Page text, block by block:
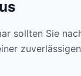
sollten Sie